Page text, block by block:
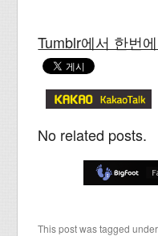
Tumblr에서 한번
No related posts.
This post was tagged